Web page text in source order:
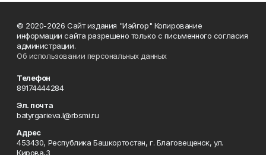
© 2020-2026 Сайт издания "Иэйгор" Копирование
информации сайта разрешено только с письменного согласия
администрации.
Об использовании персональных данных
Телефон
89174444284
Эл. почта
batyrgarieva.l@rbsmi.ru
Адрес
453430, Республика Башкортостан, г. Благовещенск, ул.
Кирова,3